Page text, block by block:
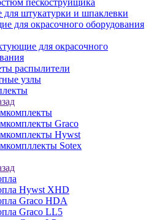
пескоструйщика
для штукатурки и шпаклевки
для окрасочного оборудования
для окрасочного
распылители
узлы
Graco
Hywst
Sotex
Hywst XHD
Graco HDA
Graco LL5